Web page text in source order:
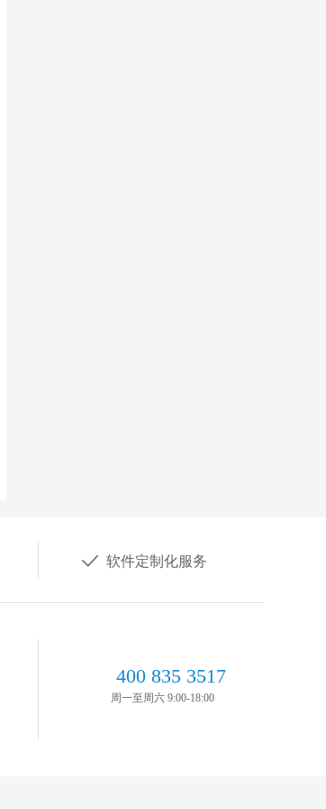
 软件定制化服务
400 835 3517
周一至周六 9:00-18:00